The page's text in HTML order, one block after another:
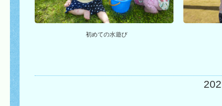
初めての水遊び